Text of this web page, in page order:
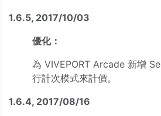
1.6.5, 2017/10/03
優化：
為 VIVEPORT Arcade 新增
行計次模式來計價。
1.6.4, 2017/08/16